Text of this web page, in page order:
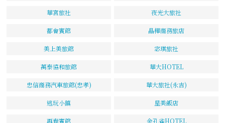
華宮旅社 夜光大旅社
都會賓館 晶樺商務旅店
美上美旅館 宓琪旅社
萬泰協和旅館 華大HOTEL
忠信商務汽車旅館(忠孝) 華大旅社(永吉)
逃玩小鎮 星美飯店
再春賓館 金孔雀HOTEL